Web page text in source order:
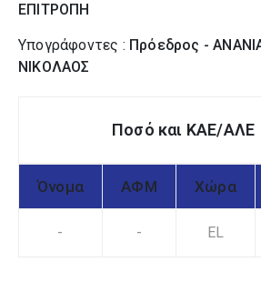
ΕΠΙΤΡΟΠΗ
Υπογράφοντες : Πρόεδρος -
ΝΙΚΟΛΑΟΣ
Ποσό και ΚΑΕ/ΑΛΕ
Όνομα ΑΦΜ Χώρα
- - EL